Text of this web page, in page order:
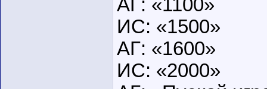
АГ: «1100»
ИС: «1500»
АГ: «1600»
ИС: «2000»